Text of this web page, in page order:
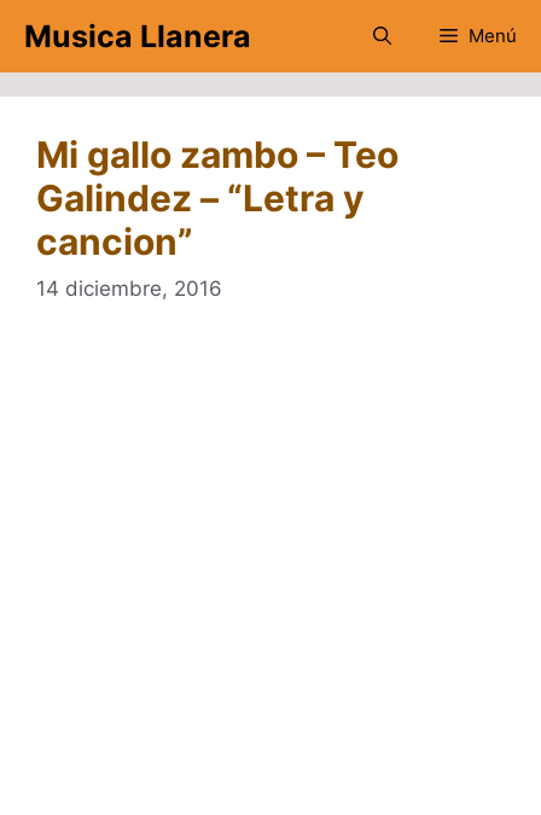
contenido
Musica Llanera Menú
Mi gallo zambo – Teo
Galindez – “Letra y
cancion”
14 diciembre, 2016